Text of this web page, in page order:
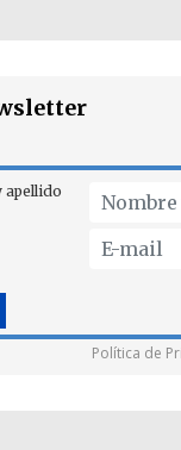
apellido
Política de